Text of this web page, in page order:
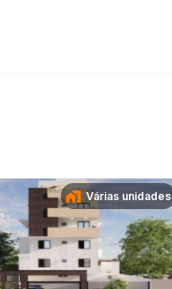
Várias unidades